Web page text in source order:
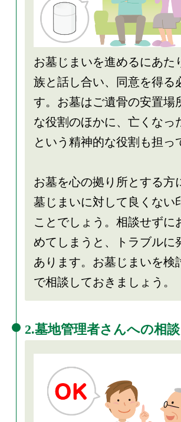
お墓じまいを進めるにあた
族と話し合い、同意を得る
す。お墓はご遺骨の安置場
な役割のほかに、亡くなっ
という精神的な役割も担っ
お墓を心の拠り所とする方
墓じまいに対して良くない
ことでしょう。相談せずに
めてしまうと、トラブルに
あります。お墓じまいを検
で相談しておきましょう。
2.墓地管理者さんへの相談